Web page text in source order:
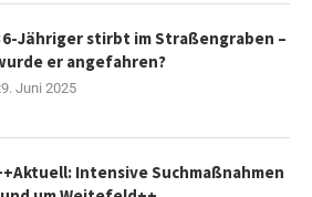
Jähriger stirbt im Straßengraben –
er angefahren?
Juni 2025
Intensive Suchmaßnahmen